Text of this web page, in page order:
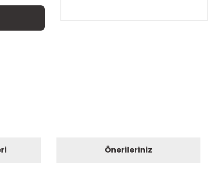
Önerileriniz